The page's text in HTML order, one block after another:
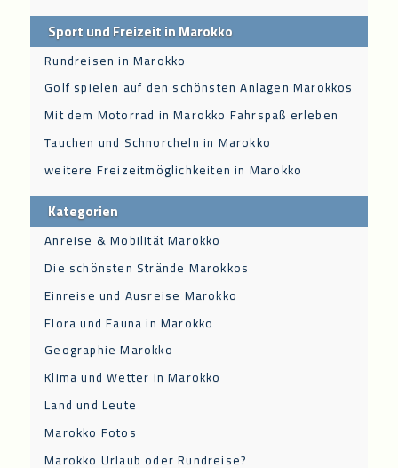
Sport und Freizeit in Marokko
Rundreisen in Marokko
Golf spielen auf den schönsten Anlagen Marokkos
Mit dem Motorrad in Marokko Fahrspaß erleben
Tauchen und Schnorcheln in Marokko
weitere Freizeitmöglichkeiten in Marokko
Kategorien
Anreise & Mobilität Marokko
Die schönsten Strände Marokkos
Einreise und Ausreise Marokko
Flora und Fauna in Marokko
Geographie Marokko
Klima und Wetter in Marokko
Land und Leute
Marokko Fotos
Marokko Urlaub oder Rundreise?